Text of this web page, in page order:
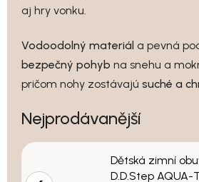
aj hry vonku.
Vodoodolný materiál a pevná
bezpečný pohyb na snehu a
pričom nohy zostávajú suché a
Nejprodávanější
Dětská zimní
D.D.Step AQUA-